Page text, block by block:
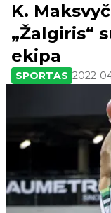
K.
„Žalgiris“
ekipa
SPORTAS 2022-